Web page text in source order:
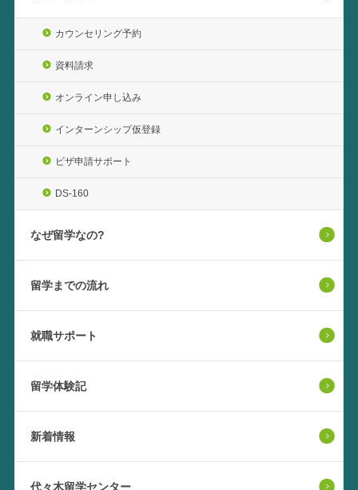
カウンセリング予約
資料請求
オンライン申し込み
インターンシップ仮登録
ビザ申請サポート
DS-160
なぜ留学なの?
留学までの流れ
就職サポート
留学体験記
新着情報
代々木留学センター